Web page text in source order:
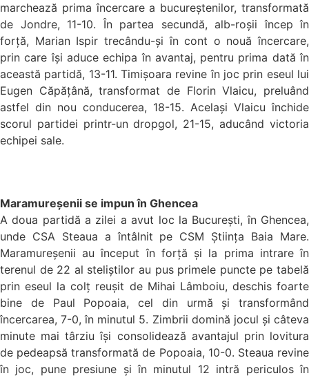
marchează prima încercare a bucureștenilor, transformată
de Jondre, 11-10. În partea secundă, alb-roșii încep în
forță, Marian Ispir trecându-și în cont o nouă încercare,
prin care își aduce echipa în avantaj, pentru prima dată în
această partidă, 13-11. Timișoara revine în joc prin eseul lui
Eugen Căpățână, transformat de Florin Vlaicu, preluând
astfel din nou conducerea, 18-15. Același Vlaicu închide
scorul partidei printr-un dropgol, 21-15, aducând victoria
echipei sale.
Maramureșenii se impun în Ghencea
A doua partidă a zilei a avut loc la București, în Ghencea,
unde CSA Steaua a întâlnit pe CSM Știința Baia Mare.
Maramureșenii au început în forță și la prima intrare în
terenul de 22 al steliștilor au pus primele puncte pe tabelă
prin eseul la colț reușit de Mihai Lâmboiu, deschis foarte
bine de Paul Popoaia, cel din urmă și transformând
încercarea, 7-0, în minutul 5. Zimbrii domină jocul și câteva
minute mai târziu își consolidează avantajul prin lovitura
de pedeapsă transformată de Popoaia, 10-0. Steaua revine
în joc, pune presiune și în minutul 12 intră periculos în